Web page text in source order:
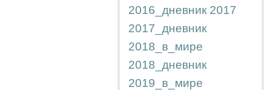
2016_дневник 2017
2017_дневник
2018_в_мире
2018_дневник
2019_в_мире